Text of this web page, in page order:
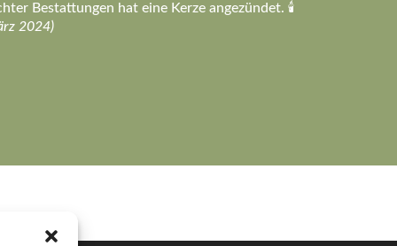
Bestattungen hat eine Kerze angezündet. 🕯️
2024)